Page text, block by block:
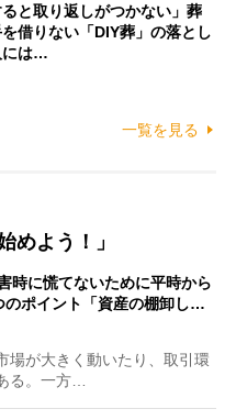
ると取り返しがつかない」葬
借りない「DIY葬」の落とし
は…
一覧を見る
めよう！」
時に慌てないために平時から
のポイント「資産の棚卸し…
が大きく動いたり、取引環
る。一方…